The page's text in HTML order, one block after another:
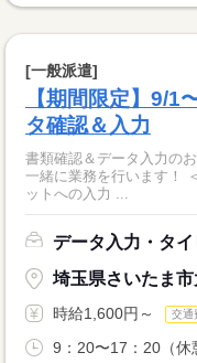
[一般派遣]
【期間限定】9/1
タ確認＆入力
書類確認＆データ入力の
一緒に業務を行います！ ＜業務内容＞ 〇書類確認 〇Excelフォーマ
データ入力・タ
埼玉県さいたま市
時給1,600円～ 交通
9：20〜17：20（休